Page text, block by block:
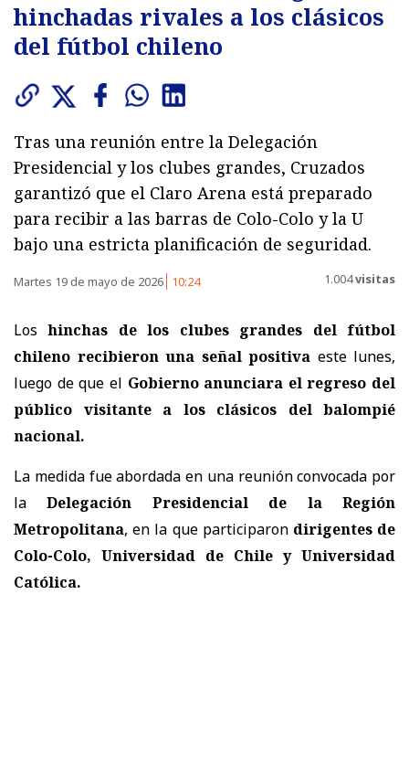
hinchadas rivales a los clásicos
del fútbol chileno
Tras una reunión entre la Delegación
Presidencial y los clubes grandes, Cruzados
garantizó que el Claro Arena está preparado
para recibir a las barras de Colo-Colo y la U
bajo una estricta planificación de seguridad.
Martes 19 de mayo de 2026 10:24 1.004visitas
Loshinchas de los clubes grandes del fútbol
chileno recibieron una señal positiva este lunes,
luego de que el Gobierno anunciara el regreso del
público visitante a los clásicos del balompié
nacional.
La medida fue abordada en una reunión convocada por
laDelegación Presidencial de la Región
Metropolitana, en la que participaron dirigentes de
Colo-Colo, Universidad de Chile y Universidad
Católica.